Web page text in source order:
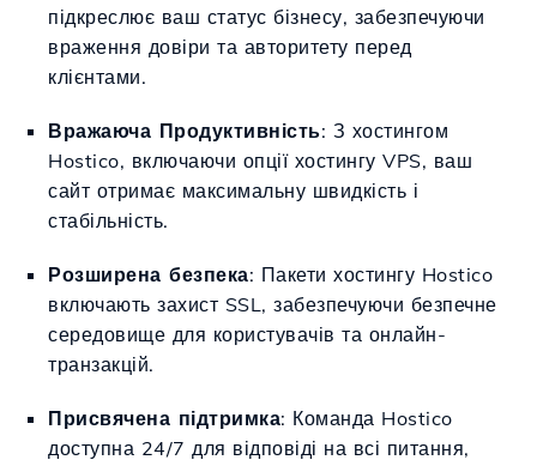
підкреслює ваш статус бізнесу, забезпечуючи
враження довіри та авторитету перед
клієнтами.
Вражаюча Продуктивність: З хостингом
Hostico, включаючи опції хостингу VPS, ваш
сайт отримає максимальну швидкість і
стабільність.
Розширена безпека: Пакети хостингу Hostico
включають захист SSL, забезпечуючи безпечне
середовище для користувачів та онлайн-
транзакцій.
Присвячена підтримка: Команда Hostico
доступна 24/7 для відповіді на всі питання,